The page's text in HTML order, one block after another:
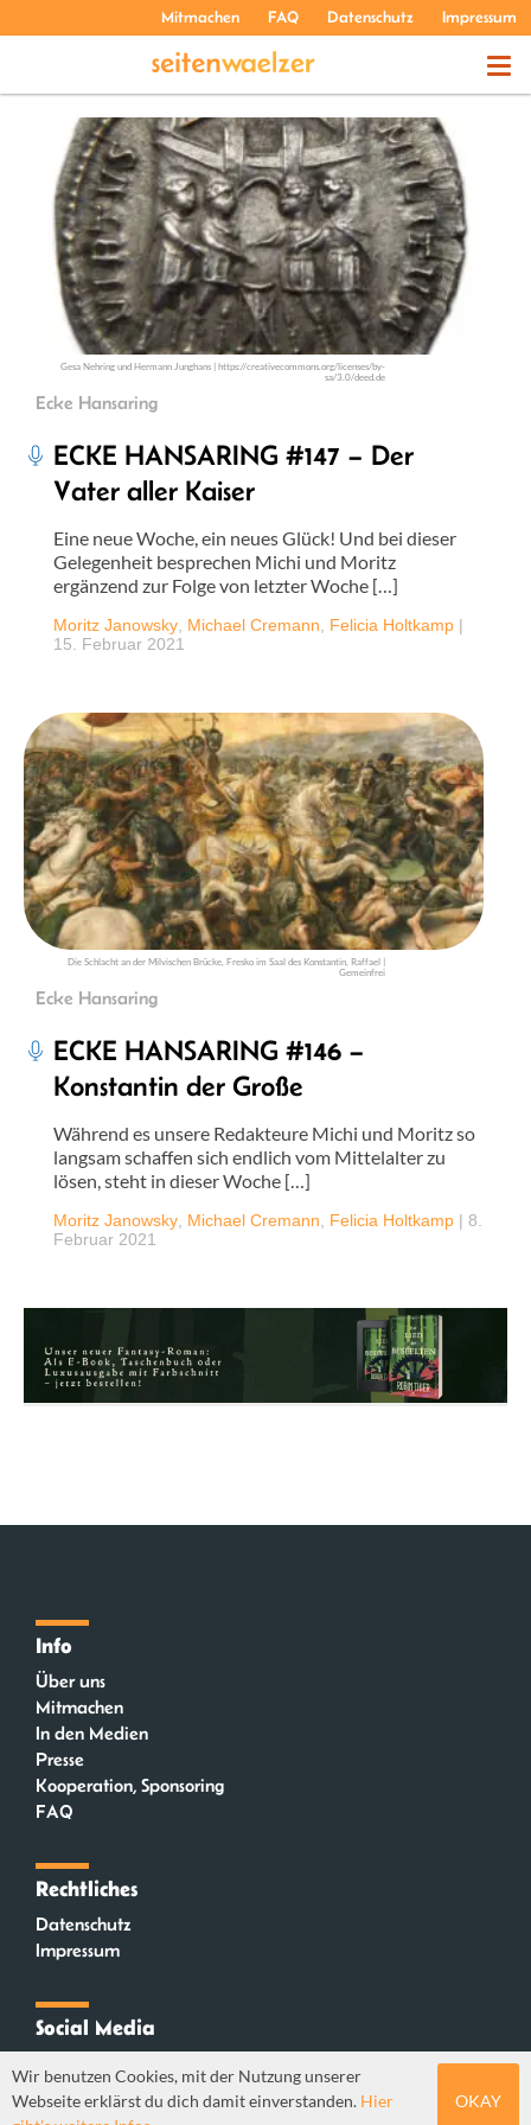
Mitmachen FAQ Datenschutz Impressum
THEMEN
PODCASTS
ÜBER UNS
Gesa Nehring und Hermann Junghans | https://creativecommons.org/licenses/by-
sa/3.0/deed.de
Ecke Hansaring
ECKE HANSARING #147 – Der
Vater aller Kaiser
Eine neue Woche, ein neues Glück! Und bei dieser
Gelegenheit besprechen Michi und Moritz
ergänzend zur Folge von letzter Woche […]
Moritz Janowsky Michael Cremann Felicia Holtkamp |
15. Februar 2021
Die Schlacht an der Milvischen Brücke, Fresko im Saal des Konstantin, Raffael |
Gemeinfrei
Ecke Hansaring
ECKE HANSARING #146 –
Konstantin der Große
Während es unsere Redakteure Michi und Moritz so
langsam schaffen sich endlich vom Mittelalter zu
lösen, steht in dieser Woche […]
Moritz Janowsky Michael Cremann Felicia Holtkamp | 8.
Februar 2021
Info
Über uns
Mitmachen
In den Medien
Presse
Kooperation, Sponsoring
FAQ
Rechtliches
Datenschutz
Impressum
Social Media
Mastodon
Wir benutzen Cookies, mit der Nutzung unserer
Webseite erklärst du dich damit einverstanden. Hier
OKAY